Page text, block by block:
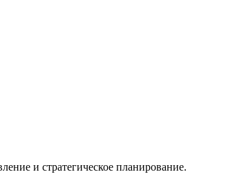
и стратегическое планирование.